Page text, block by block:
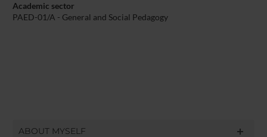
Academic sector
PAED-01/A - General and Social Pedagogy
ABOUT MYSELF